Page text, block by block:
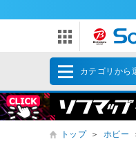
カテゴリから
トップ ＞ ホビー